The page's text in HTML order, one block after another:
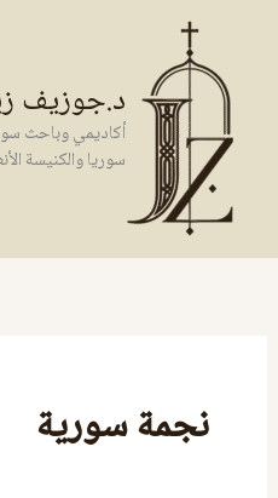
المحتوى
د.جوزيف
أكاديمي وباحث
سوريا والكنيسة
نجمة سورية